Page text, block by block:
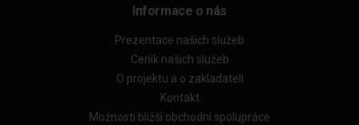
Informace o nás
Prezentace našich služeb
Ceník našich služeb
O projektu a o zakladateli
Kontakt
Možnosti bližší obchodní spolupráce